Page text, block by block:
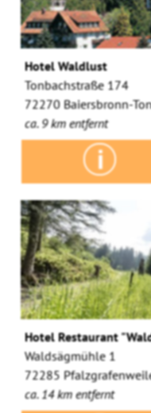
Hotel Waldlust
Tonbachstraße 174
72270 Baiersbronn-
ca. 9 km entfernt
Hotel Restaurant
Waldsägmühle 1
72285
ca. 14 km entfernt